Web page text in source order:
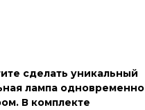
сделать уникальный
лампа одновременно
В комплекте